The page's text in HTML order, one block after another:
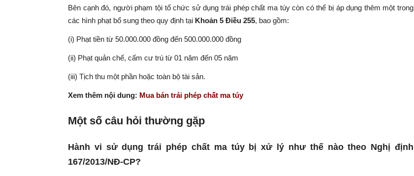
Bên cạnh đó, người phạm tội tổ chức sử dụng trái phép chất ma túy còn có thể bị áp dụng thêm một trong
các hình phạt bổ sung theo quy định tại Khoản 5 Điều 255, bao gồm:
(i) Phạt tiền từ 50.000.000 đồng đến 500.000.000 đồng
(ii) Phạt quản chế, cấm cư trú từ 01 năm đến 05 năm
(iii) Tịch thu một phần hoặc toàn bộ tài sản.
Xem thêm nội dung: Mua bán trái phép chất ma túy
Một số câu hỏi thường gặp
Hành vi sử dụng trái phép chất ma túy bị xử lý như thế nào theo Nghị định
167/2013/NĐ-CP?